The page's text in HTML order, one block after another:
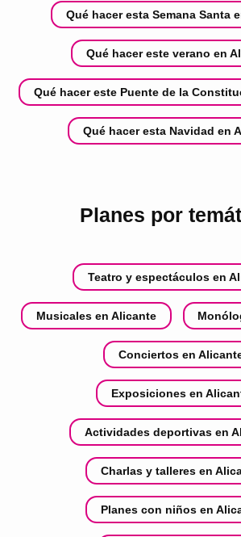
Qué hacer esta Semana Santa
Qué hacer este verano en
Qué hacer este Puente de la
Qué hacer esta Navidad en
Planes por
Teatro y espectáculos en
Musicales en Alicante
Conciertos en
Exposiciones en
Actividades deportivas en
Charlas y talleres en
Planes con niños en